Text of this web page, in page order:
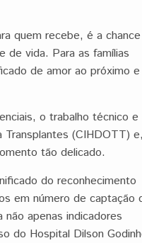
quem recebe, é a
de vida. Para as famílias
de amor ao próximo
o trabalho técnico e
Transplantes (CIHDOTT) e,
tão delicado.
do reconhecimento
em número de captação
apenas indicadores
do Hospital Dilson